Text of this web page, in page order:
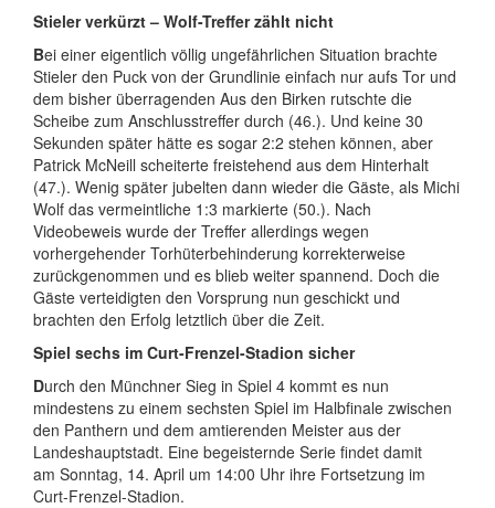
Stieler verkürzt – Wolf-Treffer zählt nicht
Bei einer eigentlich völlig ungefährlichen Situation brachte
Stieler den Puck von der Grundlinie einfach nur aufs Tor und
dem bisher überragenden Aus den Birken rutschte die
Scheibe zum Anschlusstreffer durch (46.). Und keine 30
Sekunden später hätte es sogar 2:2 stehen können, aber
Patrick McNeill scheiterte freistehend aus dem Hinterhalt
(47.). Wenig später jubelten dann wieder die Gäste, als Michi
Wolf das vermeintliche 1:3 markierte (50.). Nach
Videobeweis wurde der Treffer allerdings wegen
vorhergehender Torhüterbehinderung korrekterweise
zurückgenommen und es blieb weiter spannend. Doch die
Gäste verteidigten den Vorsprung nun geschickt und
brachten den Erfolg letztlich über die Zeit.
Spiel sechs im Curt-Frenzel-Stadion sicher
Durch den Münchner Sieg in Spiel 4 kommt es nun
mindestens zu einem sechsten Spiel im Halbfinale zwischen
den Panthern und dem amtierenden Meister aus der
Landeshauptstadt. Eine begeisternde Serie findet damit
am Sonntag, 14. April um 14:00 Uhr ihre Fortsetzung im
Curt-Frenzel-Stadion.